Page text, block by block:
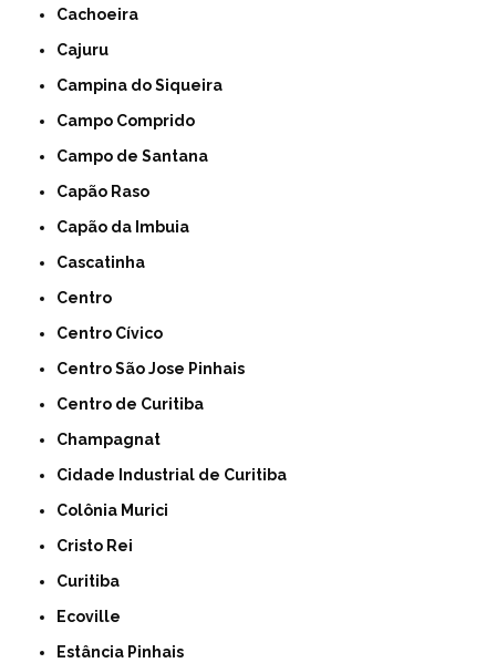
Cachoeira
Cajuru
Campina do Siqueira
Campo Comprido
Campo de Santana
Capão Raso
Capão da Imbuia
Cascatinha
Centro
Centro Cívico
Centro São Jose Pinhais
Centro de Curitiba
Champagnat
Cidade Industrial de Curitiba
Colônia Murici
Cristo Rei
Curitiba
Ecoville
Estância Pinhais